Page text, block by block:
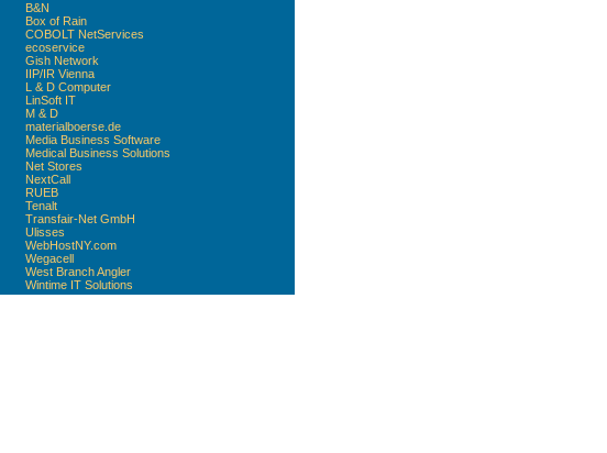
B&N
Box of Rain
COBOLT NetServices
ecoservice
Gish Network
IIP/IR Vienna
L & D Computer
LinSoft IT
M & D
materialboerse.de
Media Business Software
Medical Business Solutions
Net Stores
NextCall
RUEB
Tenalt
Transfair-Net GmbH
Ulisses
WebHostNY.com
Wegacell
West Branch Angler
Wintime IT Solutions